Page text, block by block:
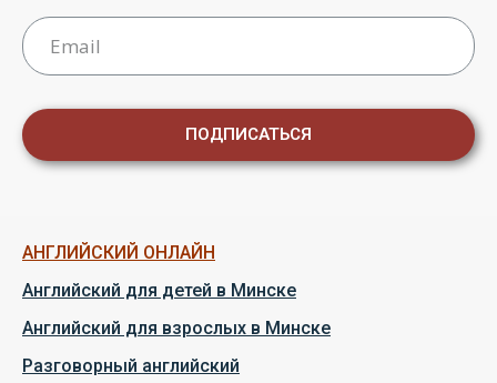
ПОДПИСАТЬСЯ
АНГЛИЙСКИЙ ОНЛАЙН
Английский для детей в Минске
Английский для взрослых в Минске
Разговорный английский